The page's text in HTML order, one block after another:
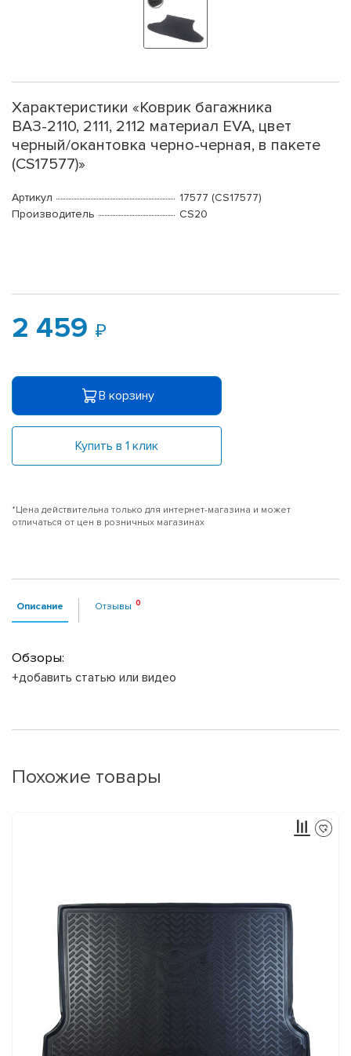
Характеристики «Коврик багажника
ВАЗ-2110, 2111, 2112 материал EVA, цвет
черный/окантовка черно-черная, в пакете
(CS17577)»
Артикул
17577 (CS17577)
Производитель
CS20
2 459
В корзину
Купить в 1 клик
*Цена действительна только для интернет-магазина и может
отличаться от цен в розничных магазинах
Описание Отзывы
Обзоры:
+добавить статью или видео
Похожие товары